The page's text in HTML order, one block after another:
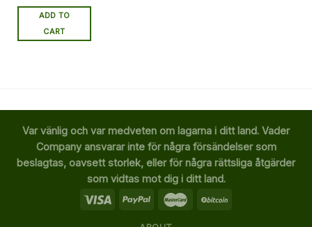
ADD TO
CART
Var vänlig och var medveten om lagarna i ditt land. Vader
Company ansvarar inte för några försändelser som
beslagtas, oavsett storlek, eller för några rättsliga åtgärder
som vidtas mot dig i ditt land.